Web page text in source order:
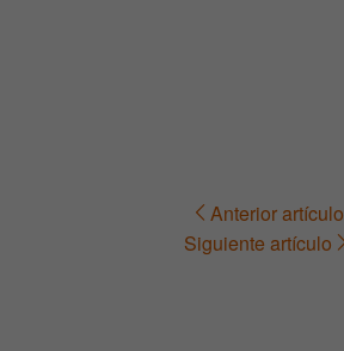
Navegación Anterior artículo
Siguiente artículo